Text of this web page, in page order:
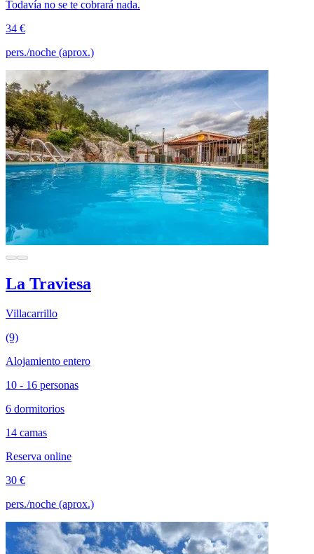
Todavía no se te cobrará nada.
34 €
pers./noche (aprox.)
La Traviesa
Villacarrillo
(9)
Alojamiento entero
10 - 16 personas
6 dormitorios
14 camas
Reserva online
30 €
pers./noche (aprox.)